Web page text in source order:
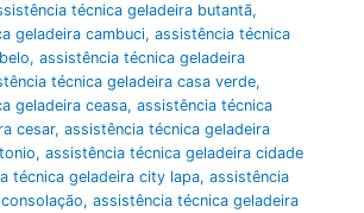
técnica geladeira butantã,
geladeira cambuci, assistência técnica
, assistência técnica geladeira
técnica geladeira casa verde,
geladeira ceasa, assistência técnica
cesar, assistência técnica geladeira
, assistência técnica geladeira cidade
técnica geladeira city lapa, assistência
, assistência técnica geladeira